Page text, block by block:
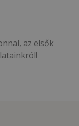
az elsők